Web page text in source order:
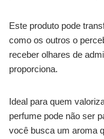
Este produto pode
como os outros o
receber olhares de
proporciona.
Ideal para quem
perfume pode não ser
você busca um aroma